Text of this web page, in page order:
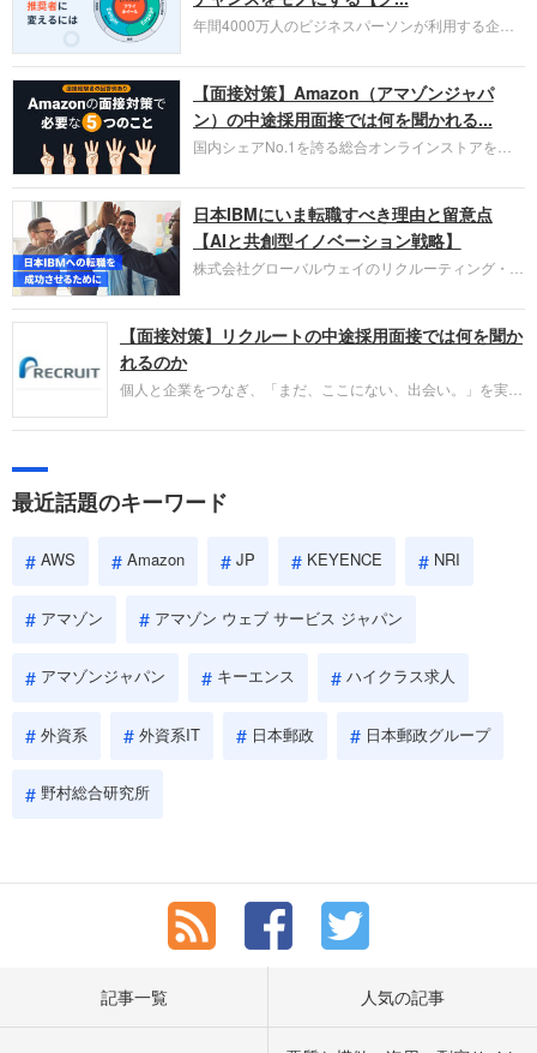
年間4000万人のビジネスパーソンが利用する企業
お勧めするイチオシ企業をご紹介します。今回はク
ラウド型CRMプラットフォームを提供する
HubSpot Japan（ハブスポット・ジャパン）株式会
社です。採用面接対策の企業研究にご活用くださ
い。
【面接対策】Amazon（アマゾンジャパ
ン）の中途採用面接では何を聞かれる...
国内シェアNo.1を誇る総合オンラインストアを運
圧倒的な存在感を持つAmazon。中途採用面接では
過去の具体的な業務成果やリーダーシップの発揮、
失敗からの学びが重視され、人間性やカルチャーフ
ィットも評価対象となり、長期的に成長できる仲間
であるかを多角的に審査されます。
日本IBMにいま転職すべき理由と留意点
【AIと共創型イノベーション戦略】
株式会社グローバルウェイのリクルーティング・パ
パーソンが利用する企業口コミサイト「キャリコ
ネ」の転職エージェントがお勧めするイチオシ企業
IBMです。採用面接対策の企業研究にご活用くださ
い。
【面接対策】リクルートの中途採用面接では何を聞か
れるのか
個人と企業をつなぎ、「まだ、ここにない、出会い。」を実現
やこれまでの成果を具体的に問われるほか、「人間性」も評価
しょう。
最近話題のキーワード
AWS Amazon JP KEYENCE NRI
アマゾン アマゾン ウェブ サービス ジャパン
アマゾンジャパン キーエンス ハイクラス求人
外資系 外資系IT 日本郵政 日本郵政グループ
野村総合研究所
記事一覧 人気の記事